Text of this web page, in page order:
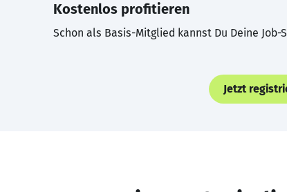
Kostenlos profitieren
Schon als Basis-Mitglied kannst Du Deine
Jetzt